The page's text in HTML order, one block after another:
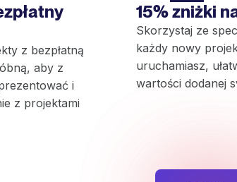
z bezpłatną
aby z
i
z projektami
15% zniżki
Skorzystaj ze
każdy nowy
uruchamiasz,
wartości dodanej